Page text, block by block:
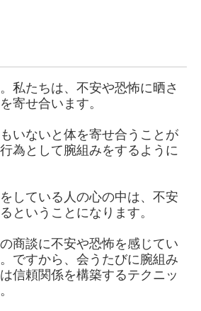
私たちは、不安や恐怖に晒さ
寄せ合います。
いないと体を寄せ合うことが
為として腕組みをするように
している人の心の中は、不安
ということになります。
商談に不安や恐怖を感じてい
ですから、会うたびに腕組み
信頼関係を構築するテクニッ